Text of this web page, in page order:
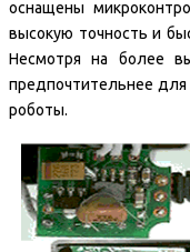
оснащены
высокую точность и
Несмотря на более
предпочтительнее
роботы.